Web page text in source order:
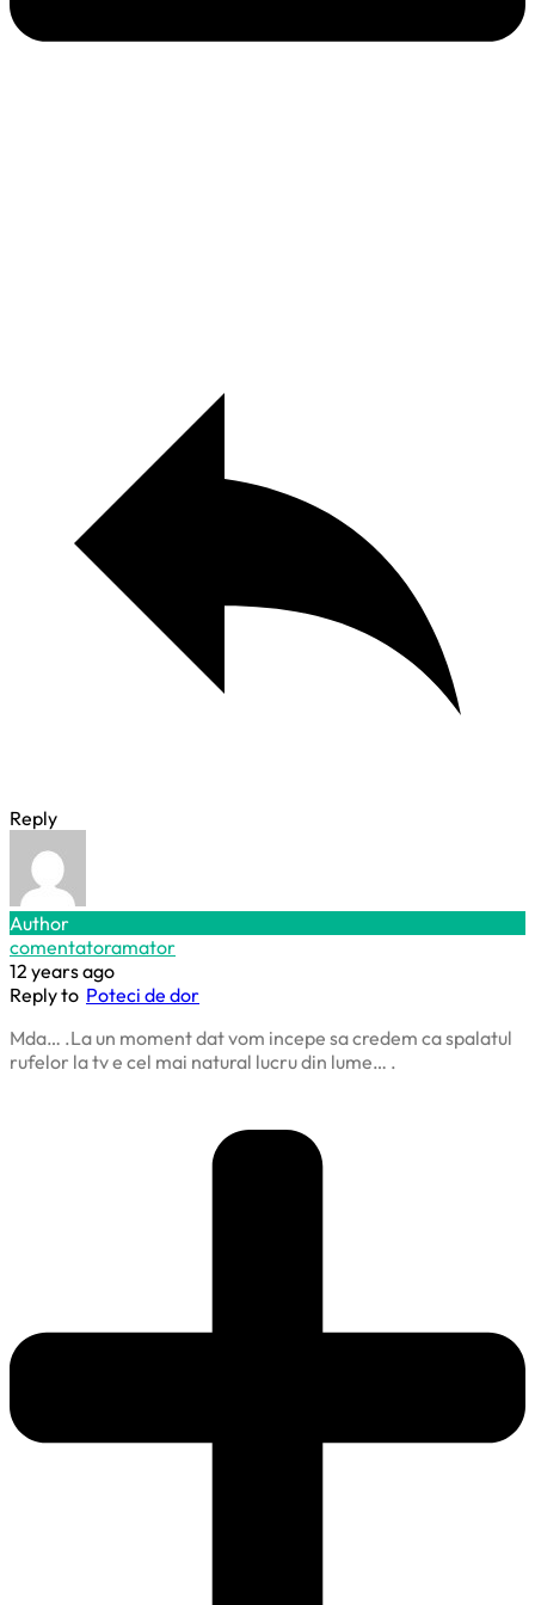
Reply
Author
comentatoramator
12 years ago
Reply to Poteci de dor
Mda… .La un moment dat vom incepe sa credem ca spalatul
rufelor la tv e cel mai natural lucru din lume… .